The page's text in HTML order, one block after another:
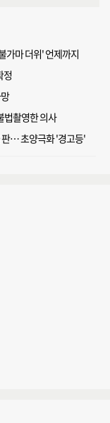
가마 더위' 언제까지
정
법촬영한 의사
판… 초양극화 '경고등'